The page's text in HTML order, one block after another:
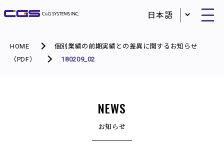
HOME
個別業績の前期実績との差異に関するお知らせ
（PDF）
180209_02
NEWS
お知らせ